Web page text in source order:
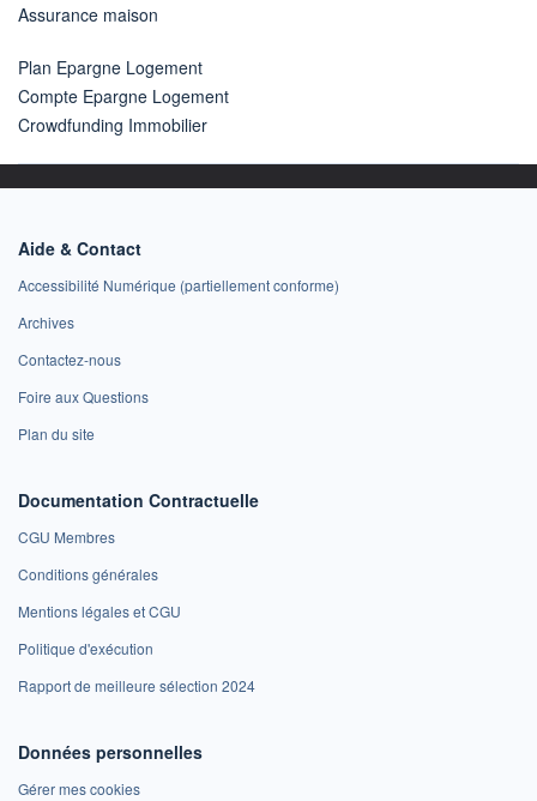
Assurance maison
Plan Epargne Logement
Compte Epargne Logement
Crowdfunding Immobilier
Aide & Contact
Accessibilité Numérique (partiellement conforme)
Archives
Contactez-nous
Foire aux Questions
Plan du site
Documentation Contractuelle
CGU Membres
Conditions générales
Mentions légales et CGU
Politique d'exécution
Rapport de meilleure sélection 2024
Données personnelles
Gérer mes cookies